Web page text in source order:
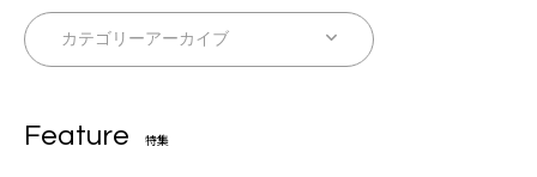
Feature 特集